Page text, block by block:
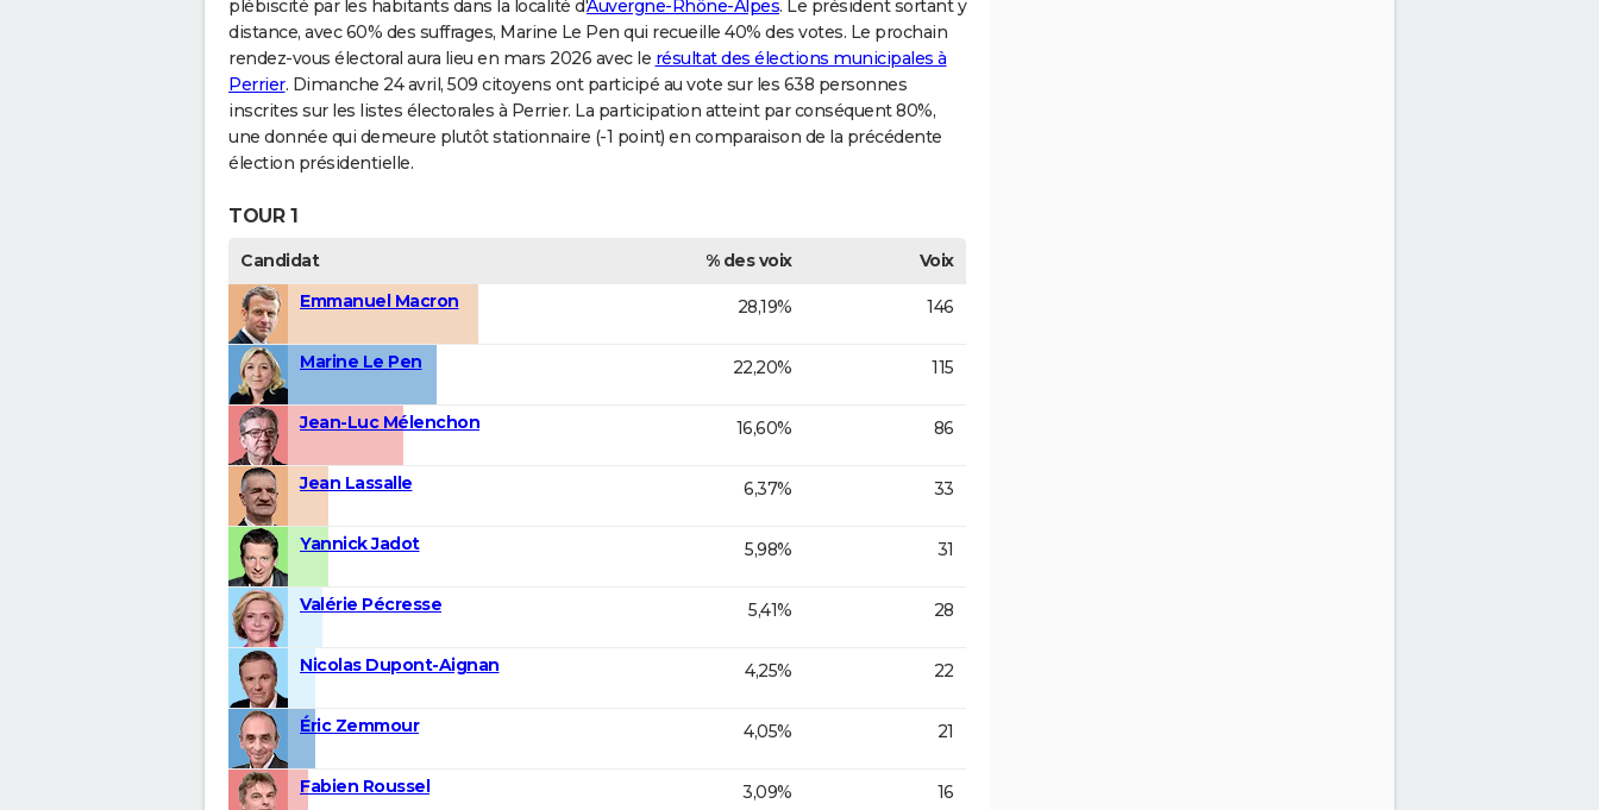
plébiscité par les habitants dans la localité d'Auvergne-Rhône-Alpes. Le président sortant y
distance, avec 60% des suffrages, Marine Le Pen qui recueille 40% des votes. Le prochain
rendez-vous électoral aura lieu en mars 2026 avec le résultat des élections municipales à
Perrier. Dimanche 24 avril, 509 citoyens ont participé au vote sur les 638 personnes
inscrites sur les listes électorales à Perrier. La participation atteint par conséquent 80%,
une donnée qui demeure plutôt stationnaire (-1 point) en comparaison de la précédente
élection présidentielle.
TOUR 1
Candidat % des voix
Voix
Emmanuel Macron
28,19% 146
Marine Le Pen 22,20% 115
Jean-Luc Mélenchon 16,60% 86
Jean Lassalle 6,37% 33
Yannick Jadot 5,98% 31
Valérie Pécresse 5,41% 28
Nicolas Dupont-Aignan 4,25% 22
Éric Zemmour 4,05% 21
Fabien Roussel 3,09% 16